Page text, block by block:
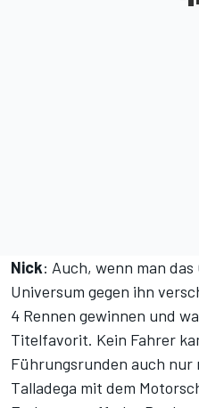
Nick: Auch, wenn man
Universum gegen ihn
4 Rennen gewinnen und
Titelfavorit. Kein Fahrer
Führungsrunden auch nur
Talladega mit dem